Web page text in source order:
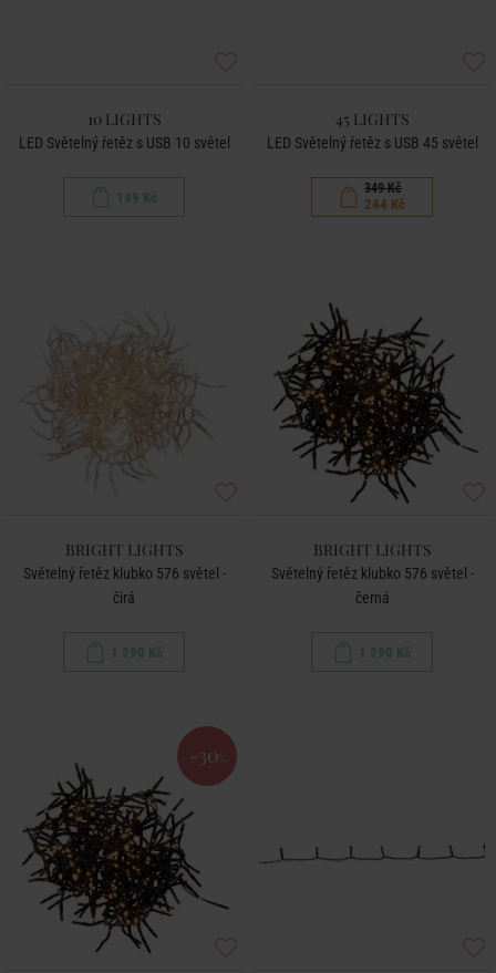
10 LIGHTS
LED Světelný řetěz s USB 10 světel
149 Kč
45 LIGHTS
LED Světelný řetěz s USB 45 světel
349 Kč
244 Kč
BRIGHT LIGHTS
Světelný řetěz klubko 576 světel -
čirá
1 290 Kč
BRIGHT LIGHTS
Světelný řetěz klubko 576 světel -
černá
1 290 Kč
-30 %